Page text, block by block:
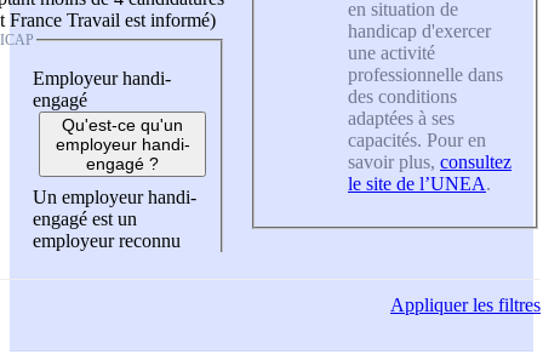
France Travail est informé)
Employeur handi-
engagé
Qu'est-ce qu'un
employeur handi-
engagé ?
Un employeur handi-
engagé est un
employeur reconnu
en situation de
handicap d'exercer
une activité
professionnelle dans
des conditions
adaptées à ses
capacités. Pour en
savoir plus, consultez
le site de l’UNEA.
Appliquerles filtres